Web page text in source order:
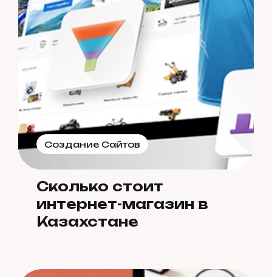
Создание Сайтов
Сколько стоит
интернет-магазин в
Казахстане